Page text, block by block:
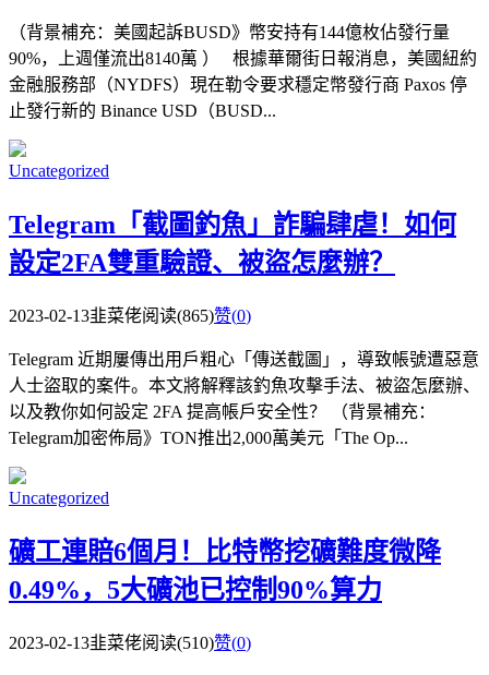
（背景補充：美國起訴BUSD》幣安持有144億枚佔發行量
90%，上週僅流出8140萬 ） 根據華爾街日報消息，美國紐約
金融服務部（NYDFS）現在勒令要求穩定幣發行商 Paxos 停
止發行新的 Binance USD（BUSD...
Uncategorized
Telegram「截圖釣魚」詐騙肆虐！如何
設定2FA雙重驗證、被盜怎麼辦？
2023-02-13韭菜佬阅读(865)赞(0)
Telegram 近期屢傳出用戶粗心「傳送截圖」，導致帳號遭惡意
人士盜取的案件。本文將解釋該釣魚攻擊手法、被盜怎麼辦、
以及教你如何設定 2FA 提高帳戶安全性？ （背景補充：
Telegram加密佈局》TON推出2,000萬美元「The Op...
Uncategorized
礦工連賠6個月！比特幣挖礦難度微降
0.49%，5大礦池已控制90%算力
2023-02-13韭菜佬阅读(510)赞(0)